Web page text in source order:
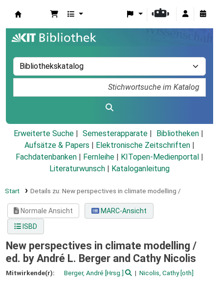
Erweiterte Suche Semesterapparate
Bibliotheken
Aufsätze & Papers
Elektronische Zeitschriften
Fachdatenbanken
Fernleihe KITopen-Medienportal
Literaturwunsch
Kataloganleitung
Start Details zu: New perspectives in climate modelling /
Normale Ansicht
MARC-Ansicht
ISBD
New perspectives in climate modelling /
ed. by André L. Berger and Cathy Nicolis
Mitwirkende(r): Berger, André [Hrsg.] Nicolis, Cathy[oth]